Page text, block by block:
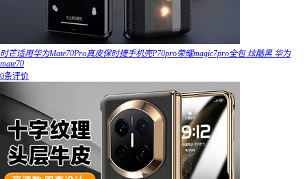
时芒适用华为Mate70Pro真皮保时捷手机壳P70pro荣耀magic7pro全包 炫酷黑 华为
mate70
0条评价